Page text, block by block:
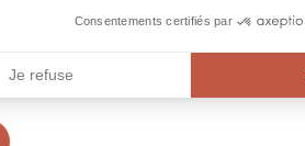
Consentements certifiés par
Je refuse